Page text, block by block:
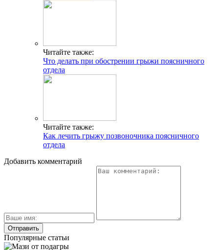
Читайте также:
Что делать при обострении грыжи поясничного
отдела
Читайте также:
Как лечить грыжу позвоночника поясничного
отдела
Добавить комментарий
Популярные статьи